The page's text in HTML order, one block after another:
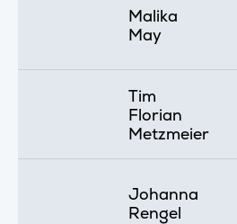
Malika
May
Tim
Florian
Metzmeier
Johanna
Rengel